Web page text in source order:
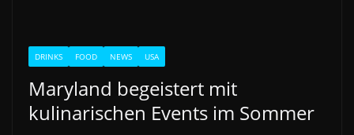
DRINKS FOOD NEWS USA
Maryland begeistert mit
kulinarischen Events im Sommer